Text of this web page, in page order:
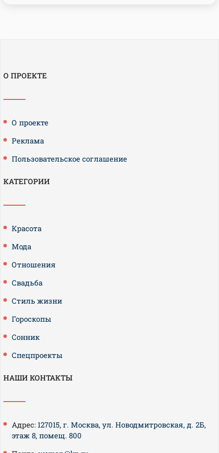
О ПРОЕКТЕ
О проекте
Реклама
Пользовательское соглашение
КАТЕГОРИИ
Красота
Мода
Отношения
Свадьба
Стиль жизни
Гороскопы
Сонник
Спецпроекты
НАШИ КОНТАКТЫ
Адрес: 127015, г. Москва, ул. Новодмитровская, д. 2Б,
этаж 8, помещ. 800